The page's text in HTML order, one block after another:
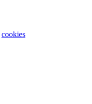
cookies